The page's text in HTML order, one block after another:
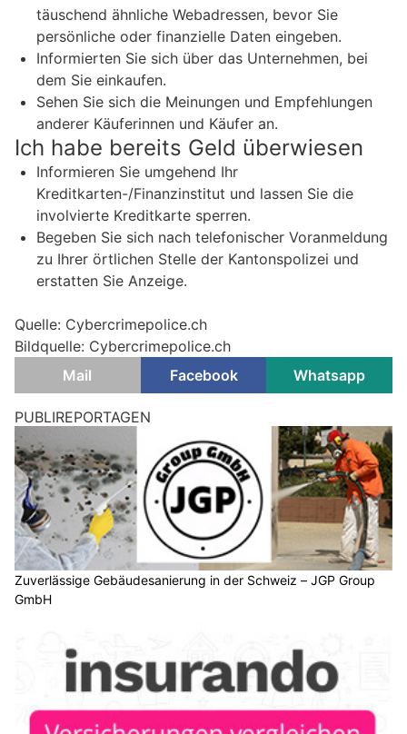
täuschend ähnliche Webadressen, bevor Sie
persönliche oder finanzielle Daten eingeben.
Informierten Sie sich über das Unternehmen, bei
dem Sie einkaufen.
Sehen Sie sich die Meinungen und Empfehlungen
anderer Käuferinnen und Käufer an.
Ich habe bereits Geld überwiesen
Informieren Sie umgehend Ihr
Kreditkarten-/Finanzinstitut und lassen Sie die
involvierte Kreditkarte sperren.
Begeben Sie sich nach telefonischer Voranmeldung
zu Ihrer örtlichen Stelle der Kantonspolizei und
erstatten Sie Anzeige.
Quelle: Cybercrimepolice.ch
Bildquelle: Cybercrimepolice.ch
Mail
Facebook Whatsapp
PUBLIREPORTAGEN
Zuverlässige Gebäudesanierung in der Schweiz – JGP Group
GmbH